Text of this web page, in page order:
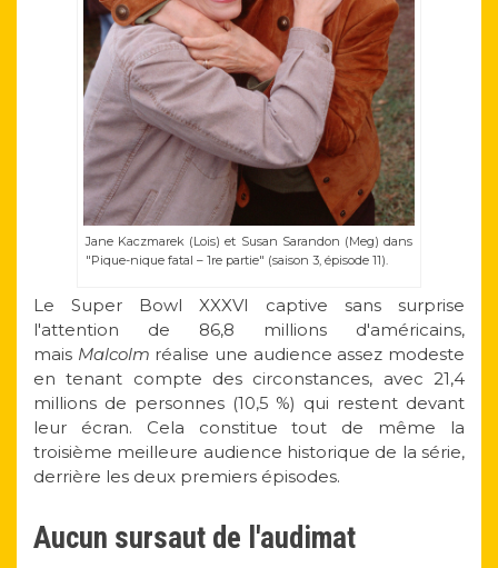
Jane Kaczmarek (Lois) et Susan Sarandon (Meg) dans
"Pique-nique fatal – 1re partie" (saison 3, épisode 11).
Le Super Bowl XXXVI captive sans surprise
l'attention de 86,8 millions d'américains,
mais Malcolm réalise une audience assez modeste
en tenant compte des circonstances, avec 21,4
millions de personnes (10,5 %) qui restent devant
leur écran. Cela constitue tout de même la
troisième meilleure audience historique de la série,
derrière les deux premiers épisodes.
Aucun sursaut de l'audimat